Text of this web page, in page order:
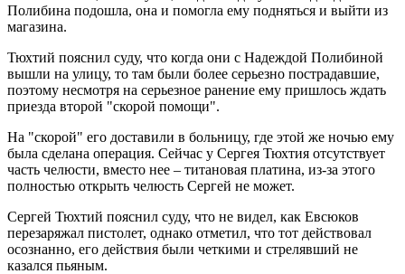
Полибина подошла, она и помогла ему подняться и выйти из
магазина.
Тюхтий пояснил суду, что когда они с Надеждой Полибиной
вышли на улицу, то там были более серьезно пострадавшие,
поэтому несмотря на серьезное ранение ему пришлось ждать
приезда второй "скорой помощи".
На "скорой" его доставили в больницу, где этой же ночью ему
была сделана операция. Сейчас у Сергея Тюхтия отсутствует
часть челюсти, вместо нее – титановая платина, из-за этого
полностью открыть челюсть Сергей не может.
Сергей Тюхтий пояснил суду, что не видел, как Евсюков
перезаряжал пистолет, однако отметил, что тот действовал
осознанно, его действия были четкими и стрелявший не
казался пьяным.